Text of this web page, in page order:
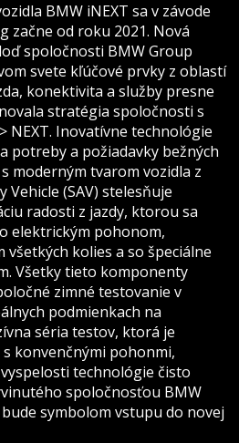
BMW iNEXT sa v závode
začne od roku 2021. Nová
spoločnosti BMW Group
svete kľúčové prvky z oblastí
konektivita a služby presne
stratégia spoločnosti s
NEXT. Inovatívne technológie
potreby a požiadavky bežných
moderným tvarom vozidla z
(SAV) stelesňuje
radosti z jazdy, ktorou sa
elektrickým pohonom,
kolies a so špeciálne
Všetky tieto komponenty
zimné testovanie v
podmienkach na
séria testov, ktorá je
konvenčnými pohonmi,
technológie čisto
spoločnosťou BMW
symbolom vstupu do novej